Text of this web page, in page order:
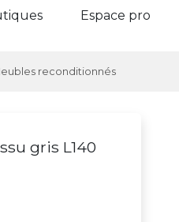
Espace pro
reconditionnés
gris L140